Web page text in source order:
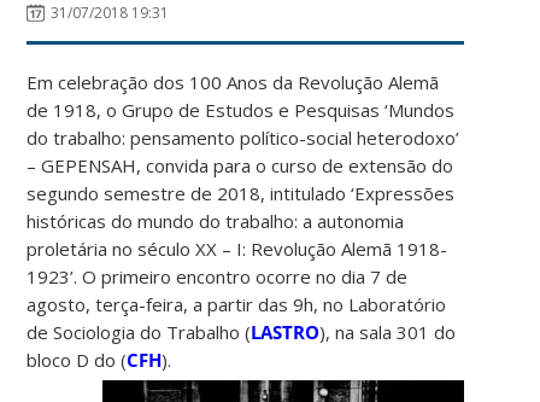
31/07/2018 19:31
Em celebração dos 100 Anos da Revolução Alemã
de 1918, o Grupo de Estudos e Pesquisas ‘Mundos
do trabalho: pensamento político-social heterodoxo’
– GEPENSAH, convida para o curso de extensão do
segundo semestre de 2018, intitulado ‘Expressões
históricas do mundo do trabalho: a autonomia
proletária no século XX – I: Revolução Alemã 1918-
1923’. O primeiro encontro ocorre no dia 7 de
agosto, terça-feira, a partir das 9h, no Laboratório
de Sociologia do Trabalho (LASTRO), na sala 301 do
bloco D do (CFH).